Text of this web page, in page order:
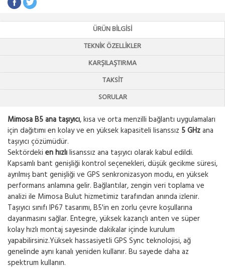
ÜRÜN BILGISI
TEKNIK ÖZELLIKLER
KARŞILAŞTIRMA
TAKSIT
SORULAR
Mimosa B5 ana taşıyıcı, kısa ve orta menzilli bağlantı uygulamaları
için dağıtımı en kolay ve en yüksek kapasiteli lisanssız 5 GHzana
taşıyıcı çözümüdür.
Sektördeki en hızlılisanssız ana taşıyıcı olarak kabul edildi.
Kapsamlı bant genişliği kontrol seçenekleri, düşük gecikme süresi,
ayrılmış bant genişliği ve GPS senkronizasyon modu, en yüksek
performans anlamına gelir. Bağlantılar, zengin veri toplama ve
analizi ile Mimosa Bulut hizmetimiz tarafından anında izlenir.
Taşıyıcı sınıfı IP67 tasarımı, B5'in en zorlu çevre koşullarına
dayanmasını sağlar. Entegre, yüksek kazançlı anten ve süper
kolay hızlı montaj sayesinde dakikalar içinde kurulum
yapabilirsiniz.Yüksek hassasiyetli GPS Sync teknolojisi, ağ
genelinde aynı kanalı yeniden kullanır. Bu sayede daha az
spektrum kullanın.